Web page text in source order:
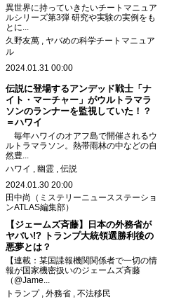
異世界に持っていきたいチートマニュア
ルシリーズ第3弾 研究や実験の実例をも
とに...
久野友萬
ヤバめの科学チートマニュア
ル
2024.01.31 00:00
伝説に登場するアンデッド戦士「ナ
イト・マーチャー」がウルトラマラ
ソンのランナーを監視していた！？
＝ハワイ
毎年ハワイのオアフ島で開催されるウ
ルトラマラソン。熱帯雨林の中などの自
然豊...
ハワイ
幽霊
伝説
2024.01.30 20:00
田中尚（ミステリーニュースステーショ
ンATLAS編集部）
【ジェームズ斉藤】日本の外務省が
ヤバい!? トランプ大統領選勝利後の
悪夢とは？
【連載：某国諜報機関関係者で一切の情
報が国家機密扱いのジェームズ斉藤
（@Jame...
トランプ
外務省
不法移民